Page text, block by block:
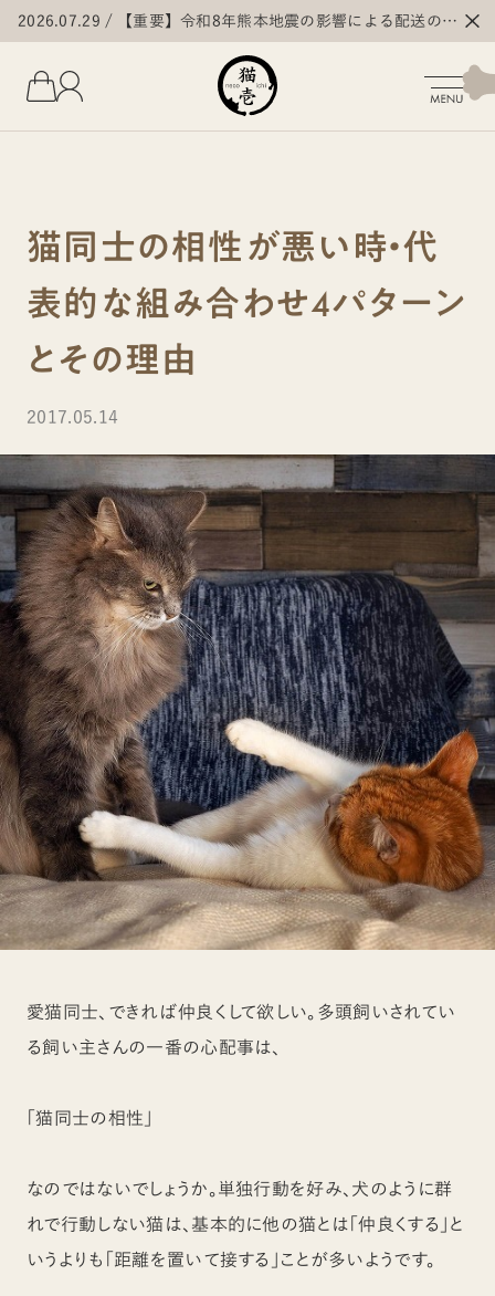
2026.07.29
【重要】令和8年熊本地震の影響による配送の遅
延・停止について
猫同士の相性が悪い時・代
表的な組み合わせ4パターン
とその理由
2017.05.14
愛猫同士、できれば仲良くして欲しい。多頭飼いされてい
る飼い主さんの一番の心配事は、
「猫同士の相性」
なのではないでしょうか。単独行動を好み、犬のように群
れで行動しない猫は、基本的に他の猫とは「仲良くする」と
いうよりも「距離を置いて接する」ことが多いようです。